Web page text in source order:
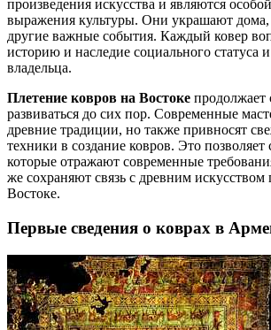
произведения искусства и являются
выражения культуры. Они украшают дома,
другие важные события. Каждый ковер
историю и наследие социального статуса
владельца.
Плетение ковров на Востоке продолжает
развиваться до сих пор. Современные
древние традиции, но также привносят
техники в создание ковров. Это позволяет
которые отражают современные
же сохраняют связь с древним искусством
Востоке.
Первые сведения о коврах в